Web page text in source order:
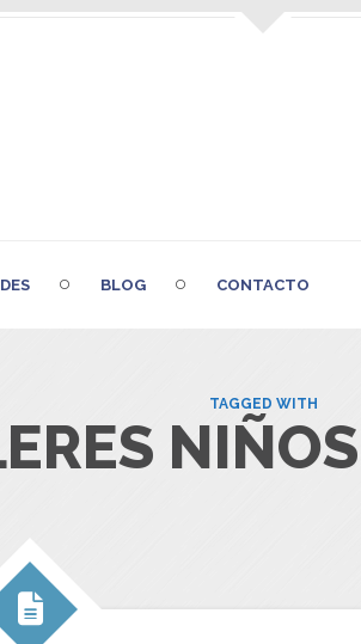
BLOG CONTACTO
TAGGED WITH